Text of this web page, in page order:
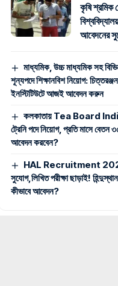
কৃষি শ্রমিক
আবেদনের
মাধ্যমিক, উচ্চ মাধ্যমিক সহ
শূন্যপদে শিক্ষানবিশ নিয়োগ:
ইনস্টিটিউটে আজই আবেদন করুন
কলকাতায় Tea Board India
ট্রেনি পদে নিয়োগ, প্রতি মাসে বেতন
আবেদন করবেন?
HAL Recruitment 2026:
সুযোগ,লিখিত পরীক্ষা ছাড়াই!
কীভাবে আবেদন?